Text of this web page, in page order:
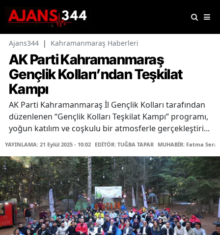
Ajans344 | Kahramanmaraş Haberleri
AK Parti Kahramanmaraş
Gençlik Kolları’ndan Teşkilat
Kampı
AK Parti Kahramanmaraş İl Gençlik Kolları tarafından
düzenlenen “Gençlik Kolları Teşkilat Kampı” programı,
yoğun katılım ve coşkulu bir atmosferle gerçekleştiri...
YAYINLAMA: 21 Eylül 2025 - 10:02 EDİTÖR: TUĞBA TAPAR MUHABİR: Fatma